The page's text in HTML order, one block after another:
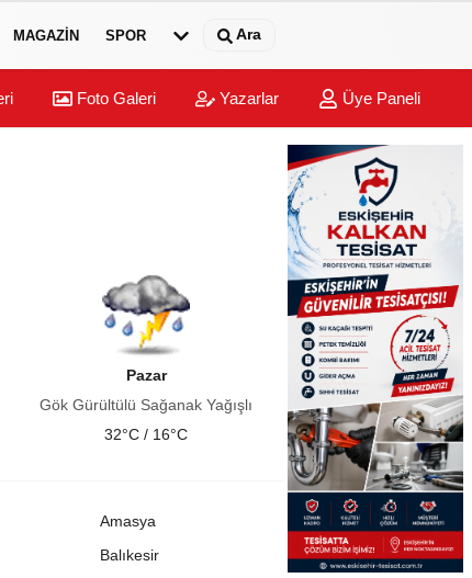
MAGAZIN SPOR Ara
Foto Galeri Yazarlar Üye Paneli
Pazar
Gök Gürültülü Sağanak Yağışlı
32°C / 16°C
Amasya
Balıkesir